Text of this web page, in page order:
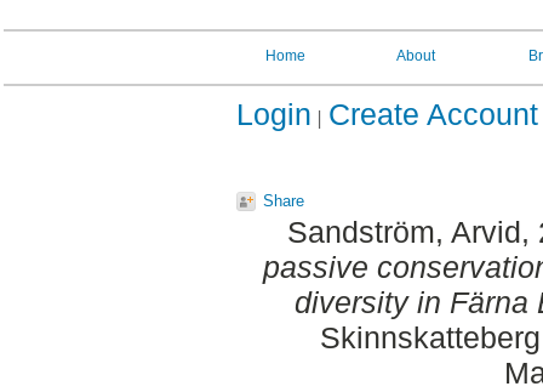
Home About
Login Create Account
Share
Sandström, Arvid,
passive
diversity in Färna